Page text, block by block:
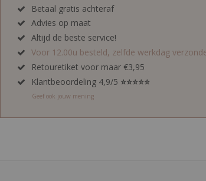
Betaal gratis achteraf
Advies op maat
Altijd de beste service!
Voor 12.00u besteld, zelfde werkdag
Retouretiket voor maar €3,95
Klantbeoordeling 4,9/5 ⭐⭐⭐⭐⭐
Geef ook jouw mening